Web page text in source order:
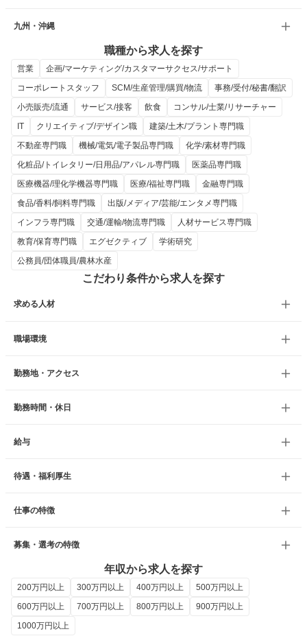
九州・沖縄
職種から求人を探す
営業
企画/マーケティング/カスタマーサクセス/サポート
コーポレートスタッフ
SCM/生産管理/購買/物流
事務/受付/秘書/翻訳
小売販売/流通
サービス/接客 飲食
コンサル/士業/リサーチャー
IT
クリエイティブ/デザイン職
建築/土木/プラント専門職
不動産専門職
機械/電気/電子製品専門職
化学/素材専門職
化粧品/トイレタリー/日用品/アパレル専門職
医薬品専門職
医療機器/理化学機器専門職
医療/福祉専門職
金融専門職
食品/香料/飼料専門職
出版/メディア/芸能/エンタメ専門職
インフラ専門職
交通/運輸/物流専門職
人材サービス専門職
教育/保育専門職
エグゼクティブ
学術研究
公務員/団体職員/農林水産
こだわり条件から求人を探す
求める人材
職場環境
勤務地・アクセス
勤務時間・休日
給与
待遇・福利厚生
仕事の特徴
募集・選考の特徴
年収から求人を探す
200万円以上 300万円以上 400万円以上
500万円以上
600万円以上
700万円以上 800万円以上
900万円以上
1000万円以上